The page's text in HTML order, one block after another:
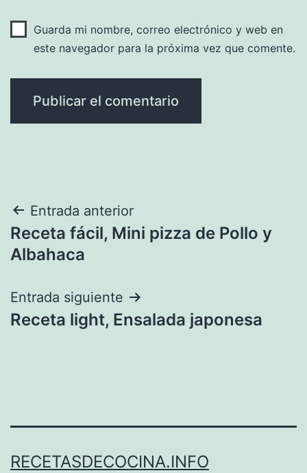
Guarda mi nombre, correo electrónico y web en
este navegador para la próxima vez que comente.
Navegación
de
Entrada anterior
Receta fácil, Mini pizza de Pollo y
Albahaca
Entrada siguiente
Receta light, Ensalada japonesa
RECETASDECOCINA.INFO